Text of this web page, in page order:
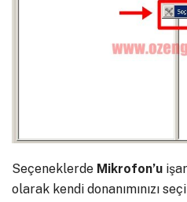
Seçeneklerde Mikrofon’u
olarak kendi donanımınızı